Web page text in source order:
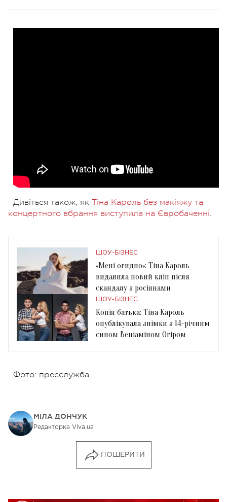
Дивіться також, як Тіна Кароль без макіяжу та
концертного вбрання виступила на Євробаченні.
ШОУ-БІЗНЕС
«Мені огидно»: Тіна Кароль
видалила новий кліп після
скандалу з росіянами
ШОУ-БІЗНЕС
Копія батька: Тіна Кароль
опублікувала знімки з 14-річним
сином Веніаміном Огіром
Фото: пресслужба
МІЛА ДОНЧУК
Редакторка Viva.ua
ПОШЕРИТИ